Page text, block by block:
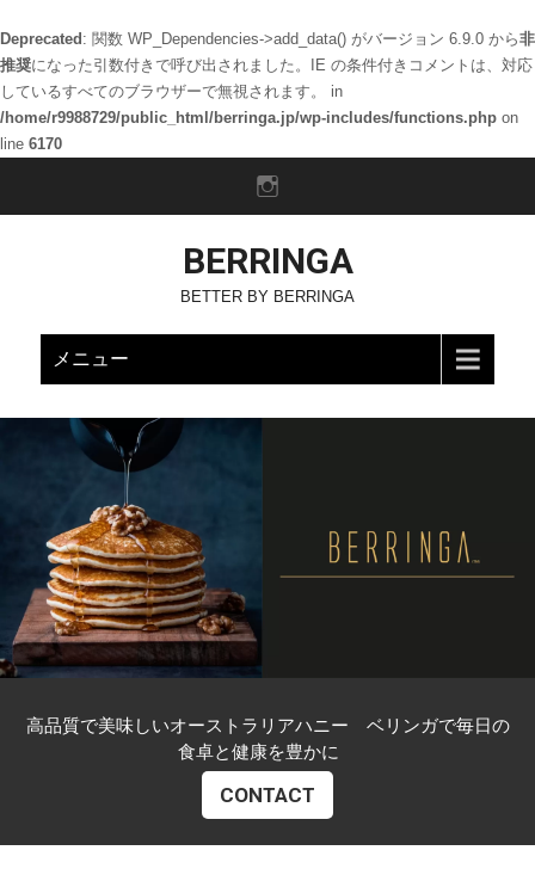
Deprecated : 関数 WP_Dependencies->add_data() がバージョン 6.9.0 から非
推奨になった引数付きで呼び出されました。IE の条件付きコメントは、対応
しているすべてのブラウザーで無視されます。 in
/home/r9988729/public_html/berringa.jp/wp-includes/functions.php on
line 6170
BERRINGA
BETTER BY BERRINGA
メニュー
高品質で美味しいオーストラリアハニー ベリンガで毎日の
食卓と健康を豊かに
CONTACT